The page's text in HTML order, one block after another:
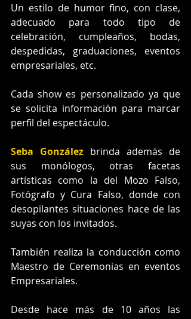
Un estilo de humor fino, con clase,
adecuado para todo tipo de
celebración, cumpleaños, bodas,
despedidas, graduaciones, eventos
empresariales, etc.
Cada show es personalizado ya que
se solicita información para marcar
perfil del espectáculo.
Seba González brinda además de
sus monólogos, otras facetas
artísticas como la del Mozo Falso,
Fotógrafo y Cura Falso, donde con
desopilantes situaciones hace de las
suyas con los invitados.
También realiza la conducción como
Maestro de Ceremonias en eventos
Empresariales.
Desde hace más de 10 años las